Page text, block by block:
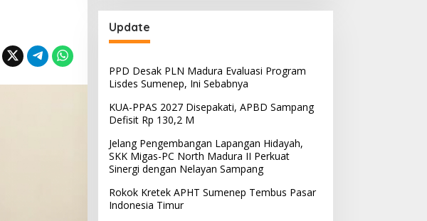
Update
PPD Desak PLN Madura Evaluasi Program
Lisdes Sumenep, Ini Sebabnya
KUA-PPAS 2027 Disepakati, APBD Sampang
Defisit Rp 130,2 M
Jelang Pengembangan Lapangan Hidayah,
SKK Migas-PC North Madura II Perkuat
Sinergi dengan Nelayan Sampang
Rokok Kretek APHT Sumenep Tembus Pasar
Indonesia Timur